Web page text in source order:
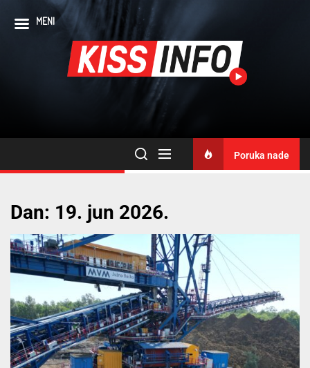
Poruka nade
Dan: 19. jun 2026.
MENI